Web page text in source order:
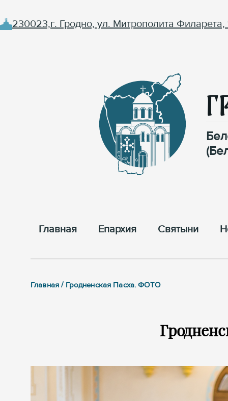
230023,г. Гродно, ул. Митрополита Филарета,
Главная Епархия Cвятыни
Главная / Гродненская Пасха. ФОТО